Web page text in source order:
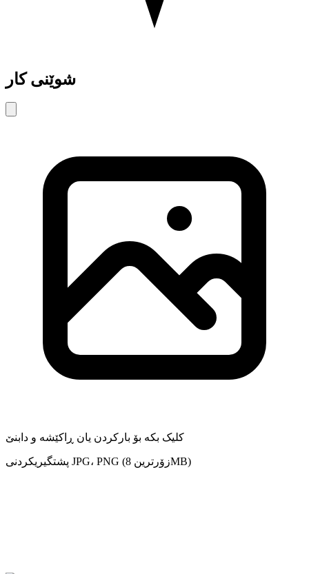
شوێنی کار
کلیک بکە بۆ بارکردن یان ڕاکێشە و دابنێ
پشتگیریکردنی JPG، PNG (زۆرترین 8MB)